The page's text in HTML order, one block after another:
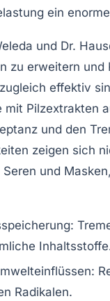
ein
und Dr.
zu erweitern
effektiv
mit Pilzextrakten
und den
zeigen sich
und
Radikalen.